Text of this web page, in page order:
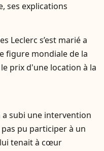
ses explications
Leclerc s’est marié a
figure mondiale de la
prix d'une location à la
subi une intervention
pu participer à un
tenait à cœur